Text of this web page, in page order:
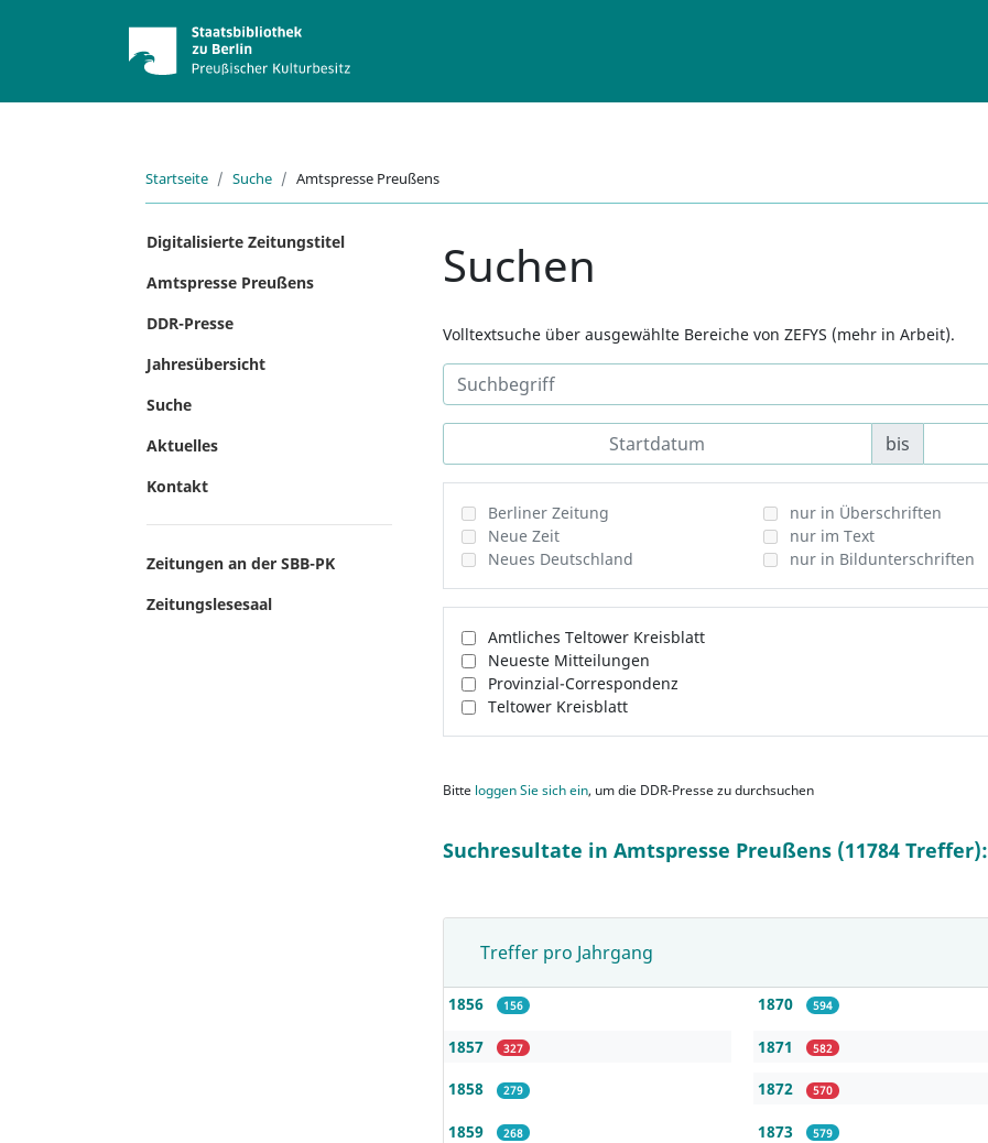
Startseite Suche Amtspresse Preußens
Digitalisierte Zeitungstitel
Amtspresse Preußens
DDR-Presse
Jahresübersicht
Suche
Aktuelles
Kontakt
Zeitungen an der SBB-PK
Zeitungslesesaal
Suchen
Volltextsuche über ausgewählte Bereiche von ZEFYS (mehr in Arbeit).
bis
Berliner Zeitung
Neue Zeit
Neues Deutschland
nur in Überschriften
nur im Text
nur in Bildunterschriften
Amtliches Teltower Kreisblatt
Neueste Mitteilungen
Provinzial-Correspondenz
Teltower Kreisblatt
Bitte loggen Sie sich ein, um die DDR-Presse zu durchsuchen
Suchresultate in Amtspresse Preußens (11784 Treffer):
Treffer pro Jahrgang
1856 156
1857 327
1858 279
1859 268
1870 594
1871 582
1872 570
1873 579